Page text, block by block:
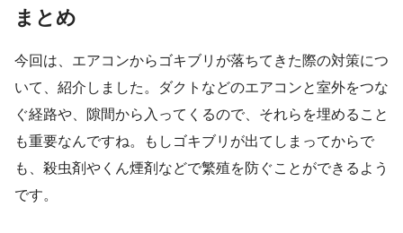
まとめ
今回は、エアコンからゴキブリが落ちてきた際の対策につ
いて、紹介しました。ダクトなどのエアコンと室外をつな
ぐ経路や、隙間から入ってくるので、それらを埋めること
も重要なんですね。もしゴキブリが出てしまってからで
も、殺虫剤やくん煙剤などで繁殖を防ぐことができるよう
です。